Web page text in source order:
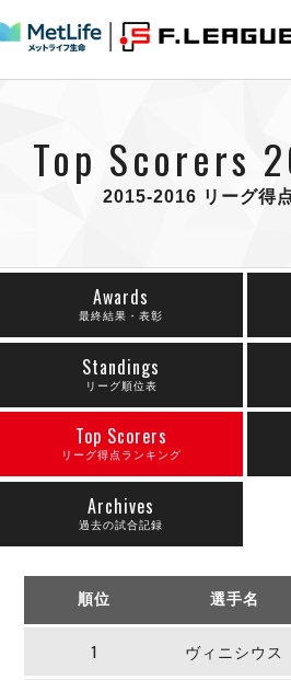
すべてのニュース
リーグ戦
U-23選抜
チケット
メディア情報
フットサル日本代表
その他
試合を観る MATCHES
試合日程
警告・退場・出場停止選手
個人ランキング｜ゴール
個人ランキング｜シュート
個人ランキング｜シュート成功率
個人ランキング｜第2PK
メットライフ生命Ｆ２リー
メットライフ生命Ｆ１リー
エスポラーダ北海道
フウガドールすみだ
しながわシティ
立川アスレティックFC
ペスカドーラ町田
湘南ベルマーレ
ボアルース長野
名古屋オーシャンズ
ボルクバレット北九州
チケットを買う
アリーナ情報 ARENA
リーグ概要
リーグ概要
大会概要
過去の試合記録
プロジェクト PROJECT
Top Scorers
2015-2016 リーグ得
Awards
最終結果・表彰
Standings
リーグ順位表
Top Scorers
リーグ得点ランキング
Archives
過去の試合記録
順位 選手名
1 ヴィニシウス